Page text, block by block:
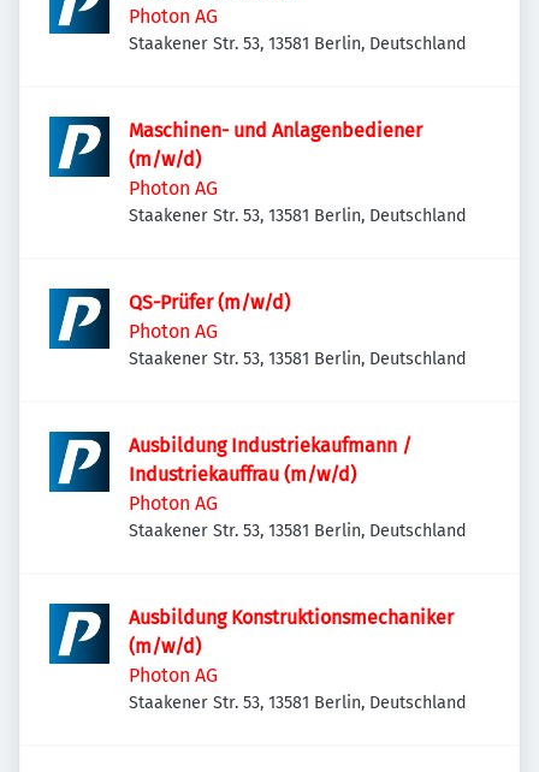
Photon AG
Staakener Str. 53, 13581 Berlin, Deutschland
Maschinen- und Anlagenbediener
(m/w/d)
Photon AG
Staakener Str. 53, 13581 Berlin, Deutschland
QS-Prüfer (m/w/d)
Photon AG
Staakener Str. 53, 13581 Berlin, Deutschland
Ausbildung Industriekaufmann /
Industriekauffrau (m/w/d)
Photon AG
Staakener Str. 53, 13581 Berlin, Deutschland
Ausbildung Konstruktionsmechaniker
(m/w/d)
Photon AG
Staakener Str. 53, 13581 Berlin, Deutschland